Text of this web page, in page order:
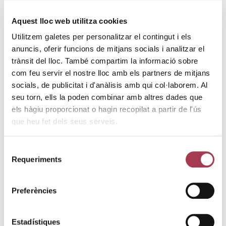
Aquest lloc web utilitza cookies
Utilitzem galetes per personalitzar el contingut i els
anuncis, oferir funcions de mitjans socials i analitzar el
trànsit del lloc. També compartim la informació sobre
com feu servir el nostre lloc amb els partners de mitjans
socials, de publicitat i d'anàlisis amb qui col·laborem. Al
seu torn, ells la poden combinar amb altres dades que
els hàgiu proporcionat o hagin recopilat a partir de l'ús
que heu fet dels seus serveis.
Requeriments
Preferències
Estadístiques
La DO Empordà commemora els seus 50 anys de
vida
El programa d’activitats s’inicia amb un tast commemoratiu dins
del Festival Vívid i la celebració del Festival Terrer Empordà que
fusiona viticultura, patrimoni i arts en viu. La DO Empordà celebra
enguany cinquanta anys de la seva creació, ja que va ser aprovada
per part del Ministerio de Agricultura l’any 1975 en ordre de 19
maig de … Continued